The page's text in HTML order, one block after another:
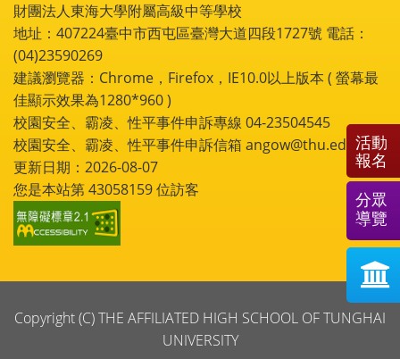
財團法人東海大學附屬高級中等學校
地址：407224臺中市西屯區臺灣大道四段1727號 電話：
(04)23590269
建議瀏覽器：Chrome，Firefox，IE10.0以上版本 ( 螢幕最
佳顯示效果為1280*960 )
校園安全、霸凌、性平事件申訴專線 04-23504545
校園安全、霸凌、性平事件申訴信箱 angow@thu.edu.tw
更新日期：2026-08-07
您是本站第43058159位訪客
Copyright (C) THE AFFILIATED HIGH SCHOOL OF TUNGHAI
UNIVERSITY
活動
報名
分眾
導覽